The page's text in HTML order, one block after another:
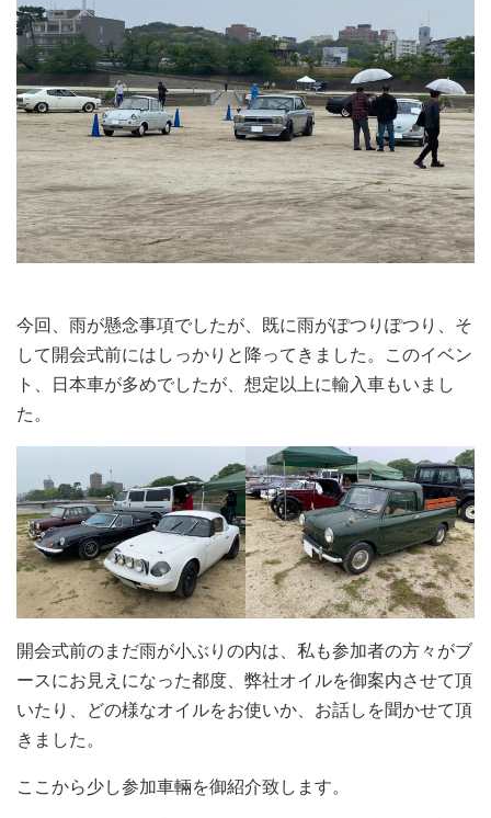
今回、雨が懸念事項でしたが、既に雨がぽつりぽつり、そ
して開会式前にはしっかりと降ってきました。このイベン
ト、日本車が多めでしたが、想定以上に輸入車もいまし
た。
開会式前のまだ雨が小ぶりの内は、私も参加者の方々がブ
ースにお見えになった都度、弊社オイルを御案内させて頂
いたり、どの様なオイルをお使いか、お話しを聞かせて頂
きました。
ここから少し参加車輛を御紹介致します。